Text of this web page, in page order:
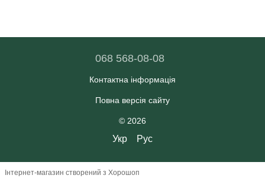
068 568-08-08
Контактна інформація
Повна версія сайту
© 2026
Укр Рус
Інтернет-магазин створений з Хорошоп